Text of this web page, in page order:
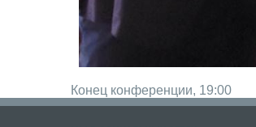
Конец конференции, 19:00